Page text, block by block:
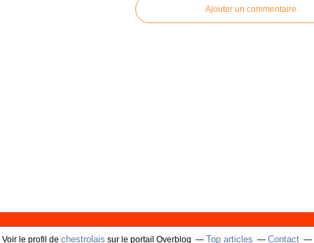
Ajouter un commentaire
Voir le profil de chestrolais sur le portail Overblog Top articles Contact